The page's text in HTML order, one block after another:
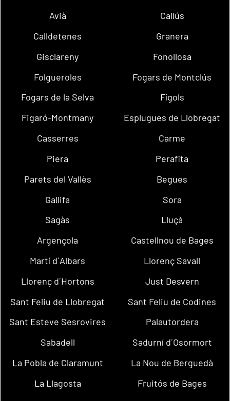
Avià
Callús
Calldetenes
Granera
Gisclareny
Fonollosa
Folgueroles
Fogars de Montclús
Fogars de la Selva
Fígols
Figaró-Montmany
Esplugues de Llobregat
Casserres
Carme
Piera
Perafita
Parets del Vallès
Begues
Gallifa
Sora
Sagàs
Lluçà
Argençola
Castellnou de Bages
Martí d´Albars
Llorenç Savall
Llorenç d´Hortons
Just Desvern
Sant Feliu de Llobregat
Sant Feliu de Codines
Sant Esteve Sesrovires
Palautordera
Sabadell
Sadurní d´Osormort
La Pobla de Claramunt
La Nou de Berguedà
La Llagosta
Fruitós de Bages